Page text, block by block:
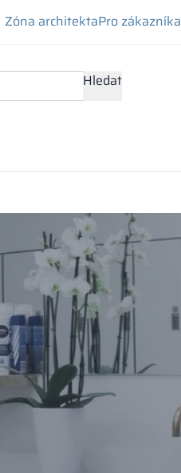
Zóna architektaPro zákazníka
Hledat